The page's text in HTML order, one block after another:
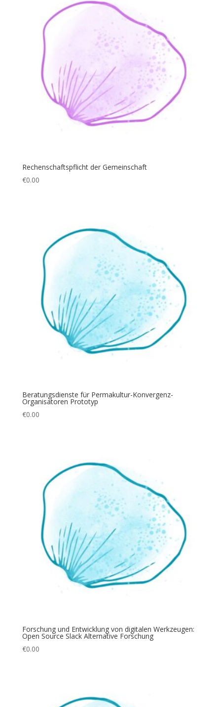
Rechenschaftspflicht der Gemeinschaft
€0.00
Beratungsdienste für Permakultur-Konvergenz-
Organisatoren Prototyp
€0.00
Forschung und Entwicklung von digitalen Werkzeugen:
Open Source Slack Alternative Forschung
€0.00